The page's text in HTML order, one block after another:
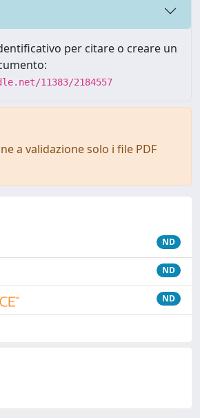
per citare o creare un
11383/2184557
a validazione solo i file PDF
ND
ND
ND